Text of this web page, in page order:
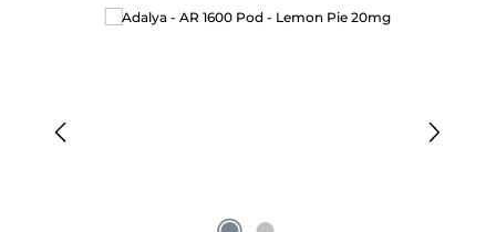
Bildergalerie überspringen